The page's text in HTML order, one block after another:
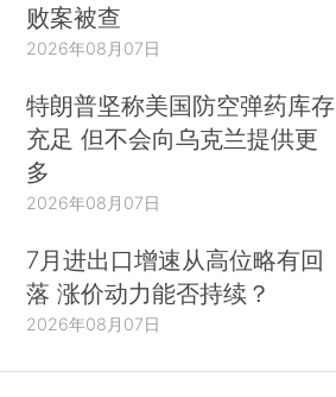
败案被查
2026年08月07日
特朗普坚称美国防空弹药库存
充足 但不会向乌克兰提供更
多
2026年08月07日
7月进出口增速从高位略有回
落 涨价动力能否持续？
2026年08月07日